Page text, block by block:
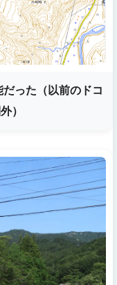
った（以前のドコ
）